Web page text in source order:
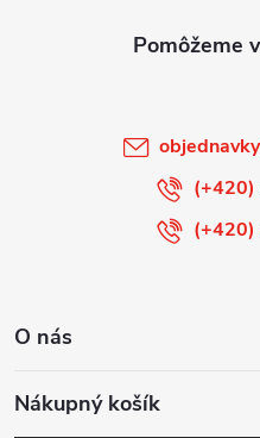
objednavky
O nás
Nákupný košík